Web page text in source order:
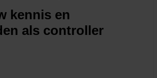
kennis en
als controller